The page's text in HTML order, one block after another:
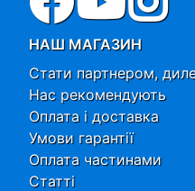
НАШ МАГАЗИН
Стати партнером,
Нас рекомендують
Оплата і доставка
Умови гарантії
Оплата частинами
Статті